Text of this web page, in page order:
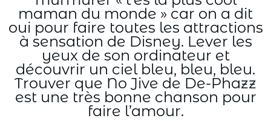
maman du monde » car on a dit
oui pour faire toutes les attractions
à sensation de Disney. Lever les
yeux de son ordinateur et
découvrir un ciel bleu, bleu, bleu.
Trouver que No Jive de De-Phazz
est une très bonne chanson pour
faire l’amour.